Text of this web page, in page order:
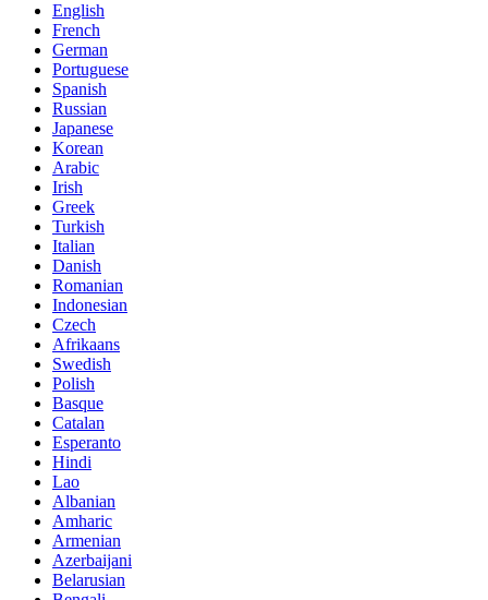
English
French
German
Portuguese
Spanish
Russian
Japanese
Korean
Arabic
Irish
Greek
Turkish
Italian
Danish
Romanian
Indonesian
Czech
Afrikaans
Swedish
Polish
Basque
Catalan
Esperanto
Hindi
Lao
Albanian
Amharic
Armenian
Azerbaijani
Belarusian